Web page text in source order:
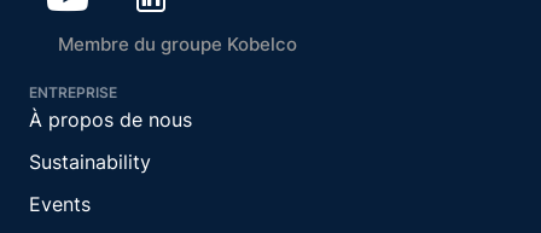
Membre du groupe Kobelco
ENTREPRISE
À propos de nous
Sustainability
Events